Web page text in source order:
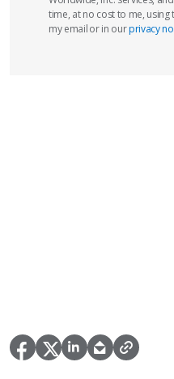
time, at no cost to me,
my email or in ourprivacy